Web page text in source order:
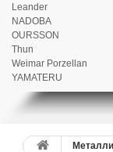
Leander
NADOBA
OURSSON
Thun
Weimar Porzellan
YAMATERU